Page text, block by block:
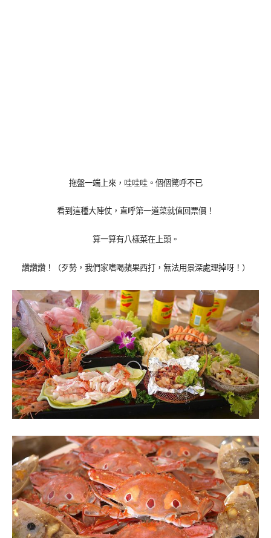
拖盤一端上來，哇哇哇。個個驚呼不已
看到這種大陣仗，直呼第一道菜就值回票價！
算一算有八樣菜在上頭。
讚讚讚！（歹勢，我們家嗜喝蘋果西打，無法用景深處理掉呀！）